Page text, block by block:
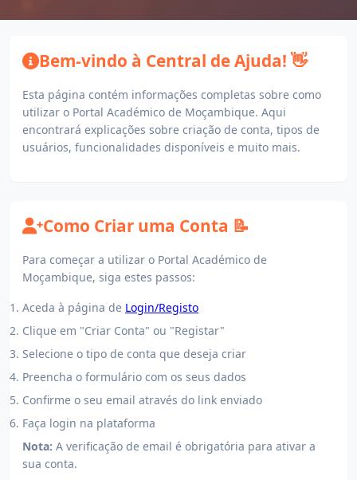
Bem-vindo à Central de Ajuda! 👋
Esta página contém informações completas sobre como
utilizar o Portal Académico de Moçambique. Aqui
encontrará explicações sobre criação de conta, tipos de
usuários, funcionalidades disponíveis e muito mais.
Como Criar uma Conta 📝
Para começar a utilizar o Portal Académico de
Moçambique, siga estes passos:
Aceda à página de Login/Registo
Clique em "Criar Conta" ou "Registar"
Selecione o tipo de conta que deseja criar
Preencha o formulário com os seus dados
Confirme o seu email através do link enviado
Faça login na plataforma
Nota: A verificação de email é obrigatória para ativar a
sua conta.